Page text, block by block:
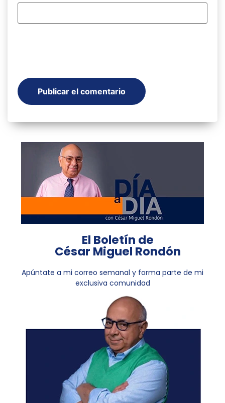
El Boletín de
César Miguel Rondón
Apúntate a mi correo semanal y forma parte de mi
exclusiva comunidad